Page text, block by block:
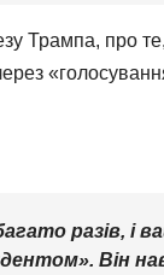
Трампа, про
разів, і
Він